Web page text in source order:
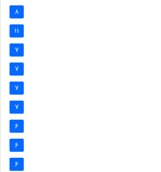
8
11
7
7
7
7
6
6
6